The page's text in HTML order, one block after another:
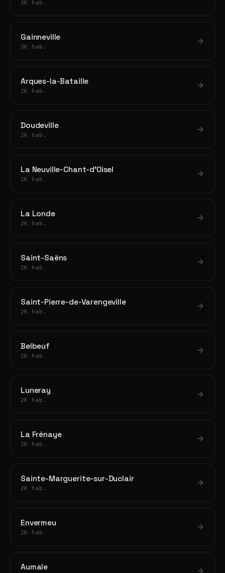
3K hab.
Gainneville
3K hab.
Arques-la-Bataille
2K hab.
Doudeville
2K hab.
La Neuville-Chant-d'Oisel
2K hab.
La Londe
2K hab.
Saint-Saëns
2K hab.
Saint-Pierre-de-Varengeville
2K hab.
Belbeuf
2K hab.
Luneray
2K hab.
La Frénaye
2K hab.
Sainte-Marguerite-sur-Duclair
2K hab.
Envermeu
2K hab.
Aumale